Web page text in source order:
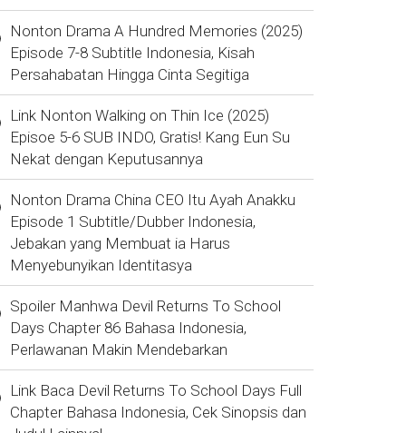
Nonton Drama A Hundred Memories (2025)
Episode 7-8 Subtitle Indonesia, Kisah
Persahabatan Hingga Cinta Segitiga
Link Nonton Walking on Thin Ice (2025)
Episoe 5-6 SUB INDO, Gratis! Kang Eun Su
Nekat dengan Keputusannya
Nonton Drama China CEO Itu Ayah Anakku
Episode 1 Subtitle/Dubber Indonesia,
Jebakan yang Membuat ia Harus
Menyebunyikan Identitasya
Spoiler Manhwa Devil Returns To School
Days Chapter 86 Bahasa Indonesia,
Perlawanan Makin Mendebarkan
Link Baca Devil Returns To School Days Full
Chapter Bahasa Indonesia, Cek Sinopsis dan